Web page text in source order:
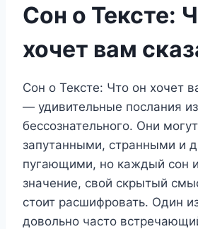
Сон о Тексте:
хочет вам
Сон о Тексте: Что он хочет
— удивительные послания
бессознательного. Они
запутанными, странными и
пугающими, но каждый сон
значение, свой скрытый
стоит расшифровать. Один
довольно часто